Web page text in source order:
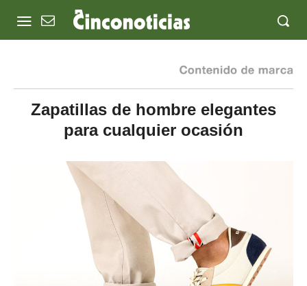
Zapatillas de hombre elegantes
para cualquier ocasión